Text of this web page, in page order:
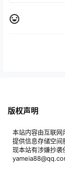
版权声明
本站内容由互联网
提供信息存储空间
现本站有涉嫌抄